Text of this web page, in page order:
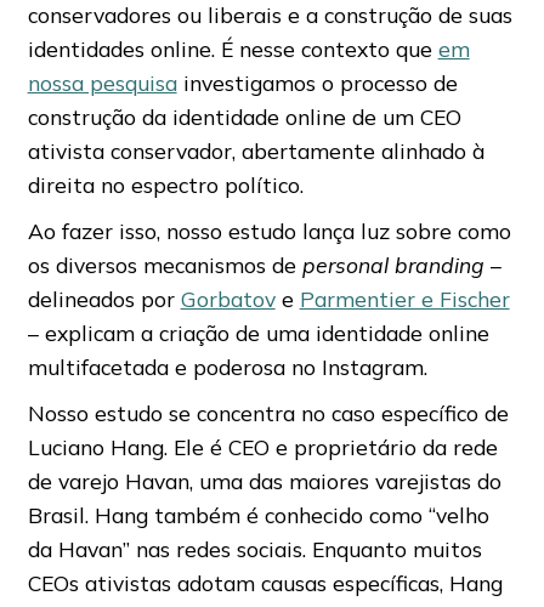
conservadores ou liberais e a construção de suas
identidades online. É nesse contexto que em
nossa pesquisainvestigamos o processo de
construção da identidade online de um CEO
ativista conservador, abertamente alinhado à
direita no espectro político.
Ao fazer isso, nosso estudo lança luz sobre como
os diversos mecanismos de personal branding –
delineados por Gorbatove Parmentier e Fischer
– explicam a criação de uma identidade online
multifacetada e poderosa no Instagram.
Nosso estudo se concentra no caso específico de
Luciano Hang. Ele é CEO e proprietário da rede
de varejo Havan, uma das maiores varejistas do
Brasil. Hang também é conhecido como “velho
da Havan” nas redes sociais. Enquanto muitos
CEOs ativistas adotam causas específicas, Hang